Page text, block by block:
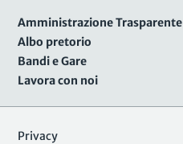
Amministrazione Trasparente
Albo pretorio
Bandi e Gare
Lavora con noi
Privacy